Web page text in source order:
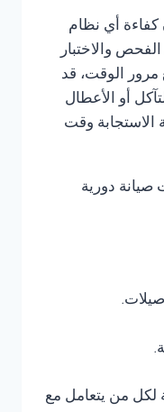
كفاءة أي نظام
والاختبار
مرور الوقت، قد
أو الأعطال
الاستجابة وقت
صيانة دورية
لكل من يتعامل مع